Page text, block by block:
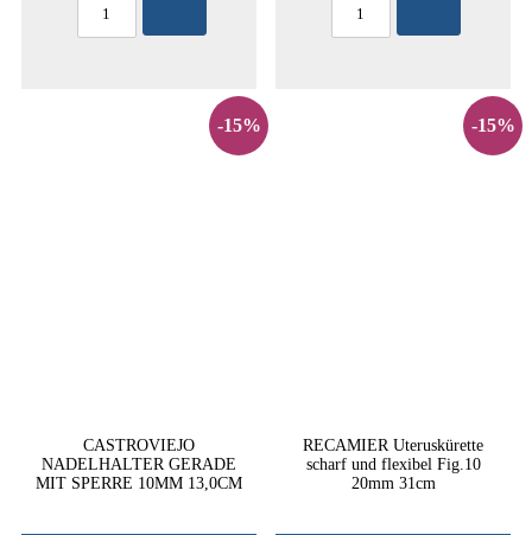
-15%
CASTROVIEJO
NADELHALTER GERADE
MIT SPERRE 10MM 13,0CM
-15%
RECAMIER Uteruskürette
scharf und flexibel Fig.10
20mm 31cm